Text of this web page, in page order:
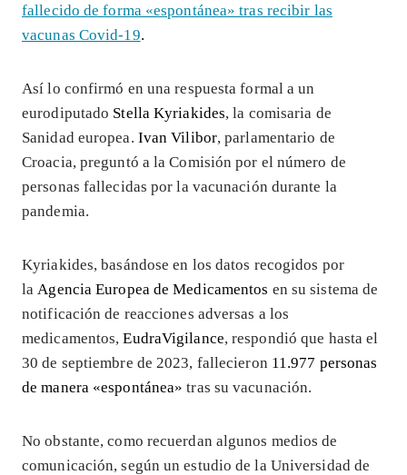
fallecido de forma «espontánea» tras recibir las
vacunas Covid-19.
Así lo confirmó en una respuesta formal a un
eurodiputado Stella Kyriakides, la comisaria de
Sanidad europea. Ivan Vilibor, parlamentario de
Croacia, preguntó a la Comisión por el número de
personas fallecidas por la vacunación durante la
pandemia.
Kyriakides, basándose en los datos recogidos por
la Agencia Europea de Medicamentos en su sistema de
notificación de reacciones adversas a los
medicamentos,EudraVigilance, respondió que hasta el
30 de septiembre de 2023, fallecieron 11.977 personas
de manera «espontánea» tras su vacunación.
No obstante, como recuerdan algunos medios de
comunicación, según un estudio de la Universidad de